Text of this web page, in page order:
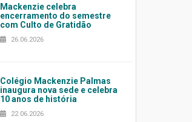
Mackenzie celebra
encerramento do semestre
com Culto de Gratidão
26.06.2026
Colégio Mackenzie Palmas
inaugura nova sede e celebra
10 anos de história
22.06.2026